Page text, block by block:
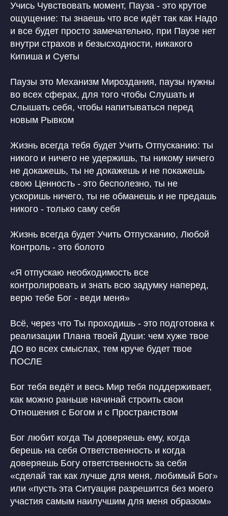
Учись Чувствовать момент, Пауза - это крутое
ощущение: ты знаешь что все идёт так как Надо
и все будет просто замечательно, при Паузе нет
внутри страхов и безысходности, никакого
Кипиша и Суеты
Паузы это Механизм Мироздания, паузы нужны
во всех сферах, для того чтобы Слушать и
Слышать себя, чтобы напитываться перед
новым Рывком
Жизнь всегда тебя будет Учить Отпусканию: ты
никого и ничего не удержишь, ты никому ничего
не докажешь, ты не докажешь и не покажешь
свою Ценность - это бесполезно, ты не
ускоришь ничего, ты не обманешь и не предашь
никого - только саму себя
Жизнь всегда будет Учить Отпусканию, Любой
Контроль - это болото
«Я отпускаю необходимость все
контролировать и знать всю задумку наперед,
верю тебе Бог - веди меня»
Всё, через что Ты проходишь - это подготовка к
реализации Плана твоей Души: чем хуже твое
ДО во всех смыслах, тем круче будет твое
ПОСЛЕ
Бог тебя ведёт и весь Мир тебя поддерживает,
как можно раньше начинай строить свои
Отношения с Богом и с Пространством
Бог любит когда Ты доверяешь ему, когда
берешь на себя Ответственность и когда
доверяешь Богу ответственность за себя
«сделай так как лучше для меня, любимый Бог»
или «пусть эта Ситуация разрешится без моего
участия самым наилучшим для меня образом»